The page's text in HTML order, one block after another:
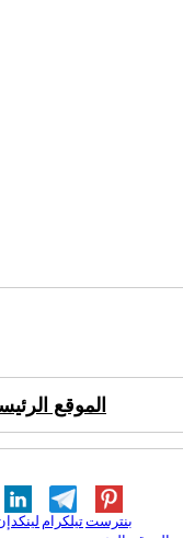
الموقع
تيلكرامبنترست